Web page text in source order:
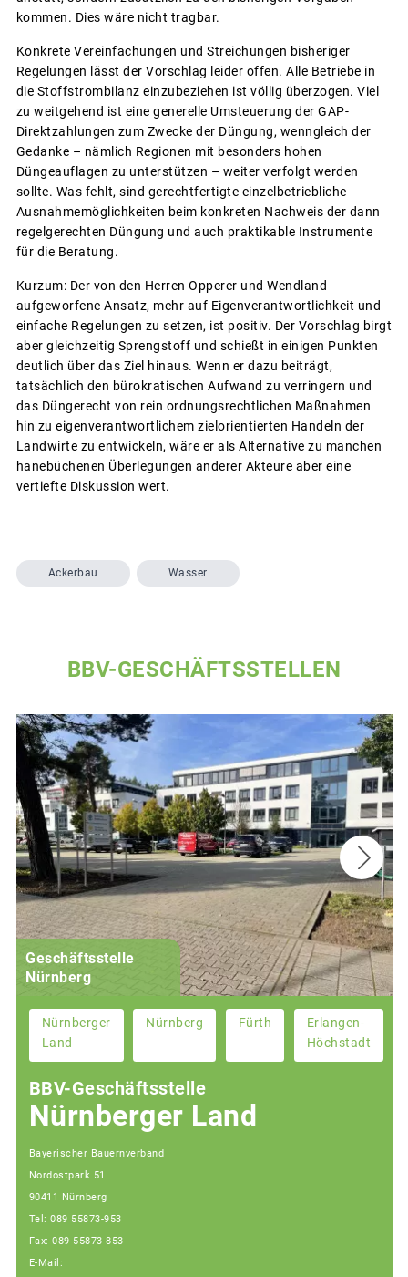
kommen. Dies wäre nicht tragbar.
Konkrete Vereinfachungen und Streichungen bisheriger
Regelungen lässt der Vorschlag leider offen. Alle Betriebe in
die Stoffstrombilanz einzubeziehen ist völlig überzogen. Viel
zu weitgehend ist eine generelle Umsteuerung der GAP-
Direktzahlungen zum Zwecke der Düngung, wenngleich der
Gedanke – nämlich Regionen mit besonders hohen
Düngeauflagen zu unterstützen – weiter verfolgt werden
sollte. Was fehlt, sind gerechtfertigte einzelbetriebliche
Ausnahmemöglichkeiten beim konkreten Nachweis der dann
regelgerechten Düngung und auch praktikable Instrumente
für die Beratung.
Kurzum: Der von den Herren Opperer und Wendland
aufgeworfene Ansatz, mehr auf Eigenverantwortlichkeit und
einfache Regelungen zu setzen, ist positiv. Der Vorschlag birgt
aber gleichzeitig Sprengstoff und schießt in einigen Punkten
deutlich über das Ziel hinaus. Wenn er dazu beiträgt,
tatsächlich den bürokratischen Aufwand zu verringern und
das Düngerecht von rein ordnungsrechtlichen Maßnahmen
hin zu eigenverantwortlichem zielorientierten Handeln der
Landwirte zu entwickeln, wäre er als Alternative zu manchen
hanebüchenen Überlegungen anderer Akteure aber eine
vertiefte Diskussion wert.
Ackerbau Wasser
BBV-GESCHÄFTSSTELLEN
Geschäftsstelle
Nürnberg
Nürnberger
Land
Nürnberg Fürth
Erlangen-
Höchstadt
BBV-Geschäftsstelle
Nürnberger Land
Bayerischer Bauernverband
Nordostpark 51
90411 Nürnberg
Tel: 089 55873-953
Fax: 089 55873-853
E-Mail: